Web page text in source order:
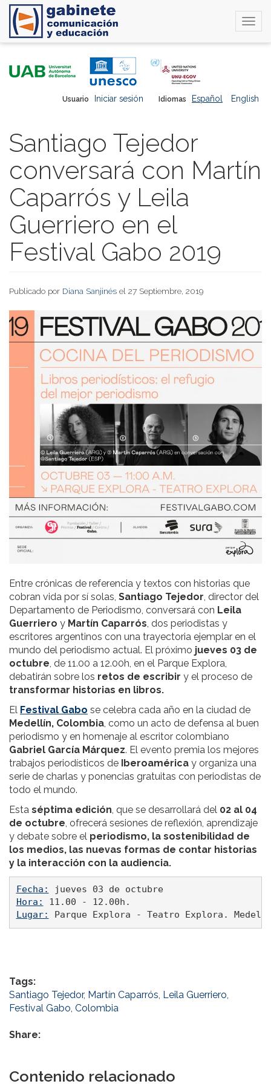
Idiomas Español English
Usuario Iniciar sesión
Santiago Tejedor
conversará con Martín
Caparrós y Leila
Guerriero en el
Festival Gabo 2019
Publicado por Diana Sanjinés el 27 Septiembre, 2019
Entre crónicas de referencia y textos con historias que
cobran vida por sí solas, Santiago Tejedor , director del
Departamento de Periodismo, conversará con Leila
Guerriero y Martín Caparrós , dos periodistas y
escritores argentinos con una trayectoria ejemplar en el
mundo del periodismo actual. El próximo jueves 03 de
octubre , de 11.00 a 12.00h, en el Parque Explora,
debatirán sobre los retos de escribir y el proceso de
transformar historias en libros.
El Festival Gabo se celebra cada año en la ciudad de
Medellín, Colombia , como un acto de defensa al buen
periodismo y en homenaje al escritor colombiano
Gabriel García Márquez. El evento premia los mejores
trabajos periodísticos de Iberoamérica y organiza una
serie de charlas y ponencias gratuitas con periodistas de
todo el mundo.
Esta séptima edición , que se desarrollará del 02 al 04
de octubre , ofrecerá sesiones de reflexión, aprendizaje
y debate sobre el periodismo, la sostenibilidad de
los medios, las nuevas formas de contar historias
y la interacción con la audiencia.
Fecha:
Hora:
Lugar:
Tags:
Santiago Tejedor, Martín Caparrós Leila Guerriero
Festival Gabo Colombia
Share:
Contenido relacionado